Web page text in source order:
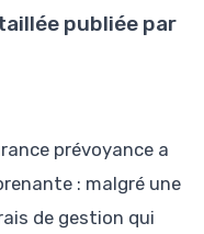
publiée par
prévoyance a
: malgré une
de gestion qui